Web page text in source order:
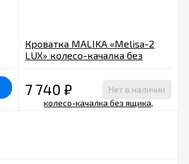
Кроватка MALIKA «Melisa-2
LUX» колесо-качалка без
7 740₽ Нет в наличии